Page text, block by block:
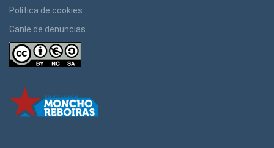
Política de cookies
Canle de denuncias